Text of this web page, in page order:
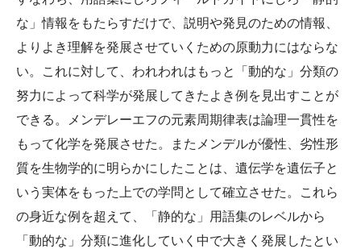
な」情報をもたらすだけで、説明や発見のための情報、
よりよき理解を発展させていくための原動力にはならな
い。これに対して、われわれはもっと「動的な」分類の
努力によって科学が発展してきたよき例を見出すことが
できる。メンデレーエフの元素周期律表は論理一貫性を
もって化学を発展させた。またメンデルが優性、劣性形
質を生物学的に明らかにしたことは、遺伝学を遺伝子と
いう実体をもった上での学問として確立させた。これら
の身近な例を超えて、「静的な」用語集のレベルから
「動的な」分類に進化していく中で大きく発展したとい